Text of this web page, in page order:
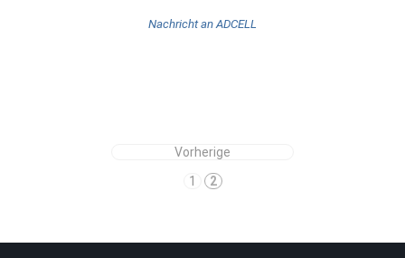
Nachricht an ADCELL
Vorherige
1
2